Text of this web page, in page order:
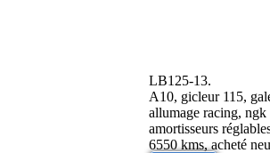
LB125-13.
A10, gicleur 115,
allumage racing,
amortisseurs
6550 kms, acheté